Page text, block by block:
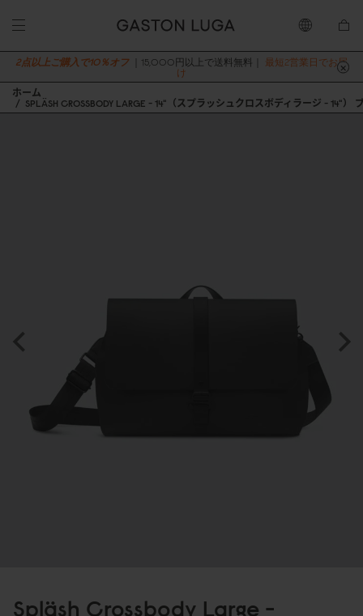
2点以上ご購入で10％オフ ｜15,000円以上で送料無料｜
最短2営業日でお届
け
ホーム
SPLÄSH CROSSBODY LARGE - 14"（スプラッシュクロスボディラージ - 14"）
Spläsh Crossbody Large -